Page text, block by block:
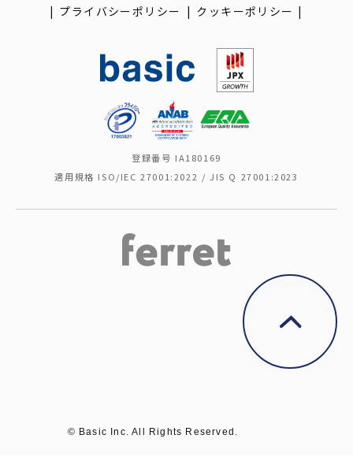
プライバシーポリシー
クッキーポリシー
登録番号 IA180169
適用規格 ISO/IEC 27001:2022 / JIS Q 27001:2023
© Basic Inc. All Rights Reserved.